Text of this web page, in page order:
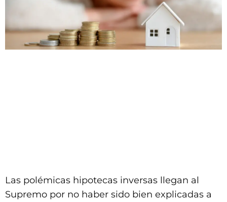
Las polémicas hipotecas inversas llegan al
Supremo por no haber sido bien explicadas a